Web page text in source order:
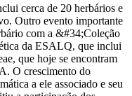
cerca de 20 herbários e
Outro evento importante
com a &#34;Coleção
da ESALQ, que inclui
que hoje se encontram
O crescimento do
a ele associado e seu